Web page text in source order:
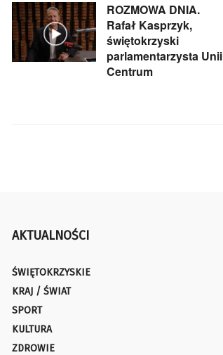
ROZMOWA DNIA.
Rafał Kasprzyk,
świętokrzyski
parlamentarzysta Unii
Centrum
AKTUALNOŚCI
ŚWIĘTOKRZYSKIE
KRAJ / ŚWIAT
SPORT
KULTURA
ZDROWIE